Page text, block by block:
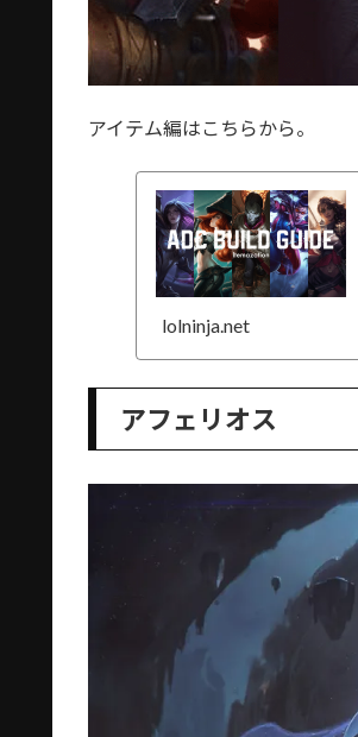
アイテム編はこちらから。
lolninja.net
アフェリオス